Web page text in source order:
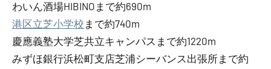
わいん酒場HIBINOまで約690m
港区立芝小学校 まで約740m
慶應義塾大学芝共立キャンパスまで約1220m
みずほ銀行浜松町支店芝浦シーバンス出張所まで約